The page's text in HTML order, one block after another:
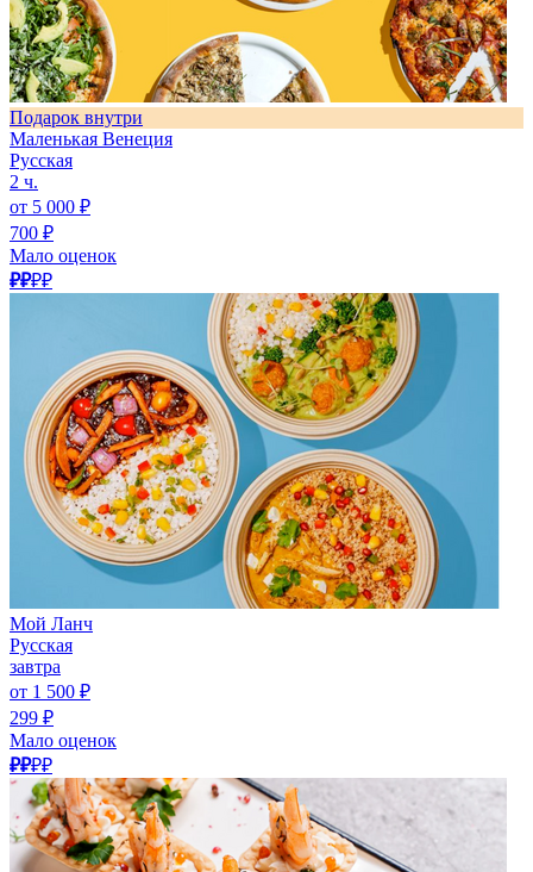
Подарок внутри
Маленькая Венеция
Русская
2 ч.
от 5 000 ₽
700 ₽
Мало оценок
₽₽₽₽
Мой Ланч
Русская
завтра
от 1 500 ₽
299 ₽
Мало оценок
₽₽₽₽